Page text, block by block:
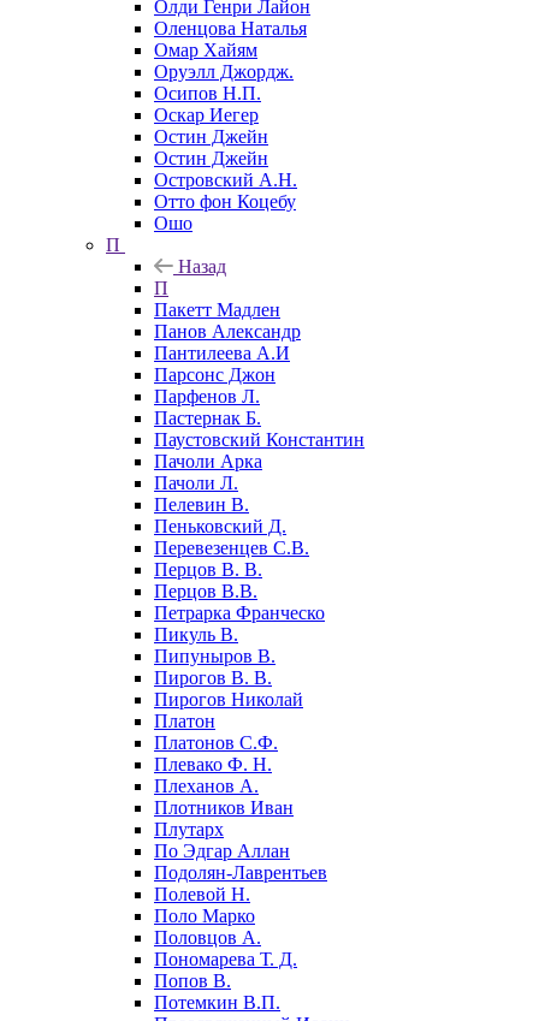
Олди Генри Лайон
Оленцова Наталья
Омар Хайям
Оруэлл Джордж.
Осипов Н.П.
Оскар Иегер
Остин Джейн
Остин Джейн
Островский А.Н.
Отто фон Коцебу
Ошо
П
Назад
П
Пакетт Мадлен
Панов Александр
Пантилеева А.И
Парсонс Джон
Парфенов Л.
Пастернак Б.
Паустовский Константин
Пачоли Арка
Пачоли Л.
Пелевин В.
Пеньковский Д.
Перевезенцев С.В.
Перцов В. В.
Перцов В.В.
Петрарка Франческо
Пикуль В.
Пипуныров В.
Пирогов В. В.
Пирогов Николай
Платон
Платонов С.Ф.
Плевако Ф. Н.
Плеханов А.
Плотников Иван
Плутарх
По Эдгар Аллан
Подолян-Лаврентьев
Полевой Н.
Поло Марко
Половцов А.
Пономарева Т. Д.
Попов В.
Потемкин В.П.